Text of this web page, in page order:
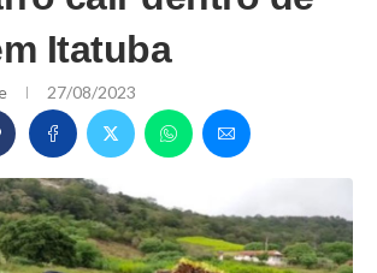
Itatuba
27/08/2023